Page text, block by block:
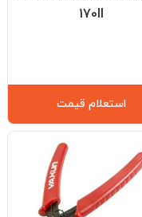
170II
استعلام قیمت